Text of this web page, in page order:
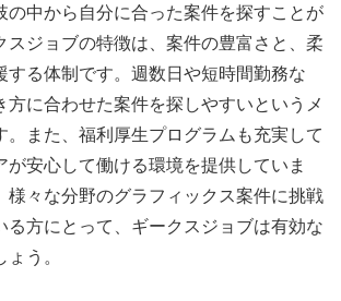
の中から自分に合った案件を探すことが
スジョブの特徴は、案件の豊富さと、柔
する体制です。週数日や短時間勤務な
方に合わせた案件を探しやすいというメ
。また、福利厚生プログラムも充実して
が安心して働ける環境を提供していま
様々な分野のグラフィックス案件に挑戦
る方にとって、ギークスジョブは有効な
う。